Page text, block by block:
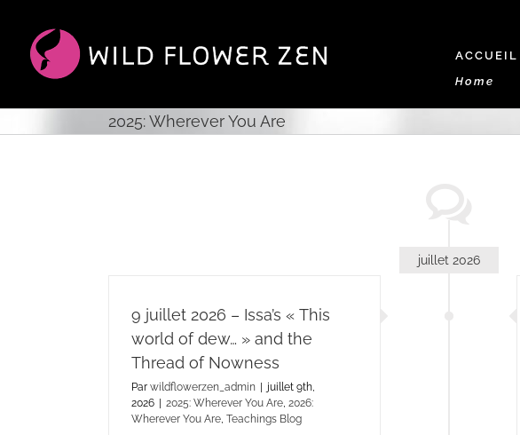
contenu
ACCUEIL
Home
2025: Wherever You Are
juillet 2026
9 juillet 2026 – Issa’s « This
world of dew… » and the
Thread of Nowness
Par wildflowerzen_admin | juillet 9th,
2026 | 2025: Wherever You Are 2026:
Wherever You Are Teachings Blog